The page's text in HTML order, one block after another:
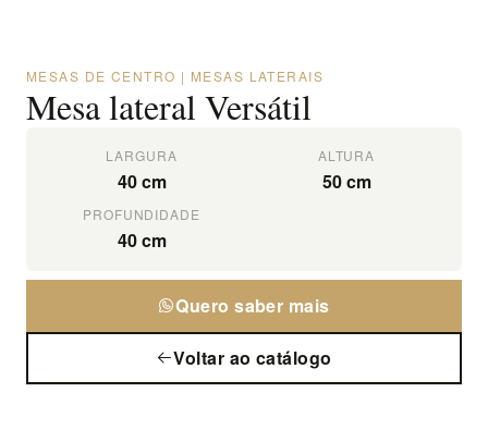
MESAS DE CENTRO | MESAS LATERAIS
Mesa lateral Versátil
LARGURA
40 cm
ALTURA
50 cm
PROFUNDIDADE
40 cm
Quero saber mais
Voltar ao catálogo